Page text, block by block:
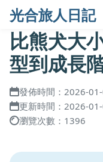
光合旅人日記
比熊犬大
型到成長
發佈時間：2026-
更新時間：2026-
瀏覽次數：1396